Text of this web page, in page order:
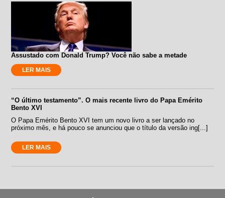
Assustado com Donald Trump? Você não sabe a metade
LER MAIS
“O último testamento”. O mais recente livro do Papa Emérito
Bento XVI
O Papa Emérito Bento XVI tem um novo livro a ser lançado no
próximo mês, e há pouco se anunciou que o título da versão ing[...]
LER MAIS